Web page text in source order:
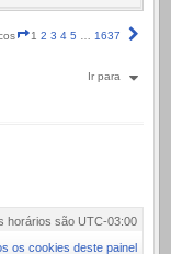
Página
1 2 3 4 5 … 1637
Ir para
horários são UTC-03:00
os cookies deste painel